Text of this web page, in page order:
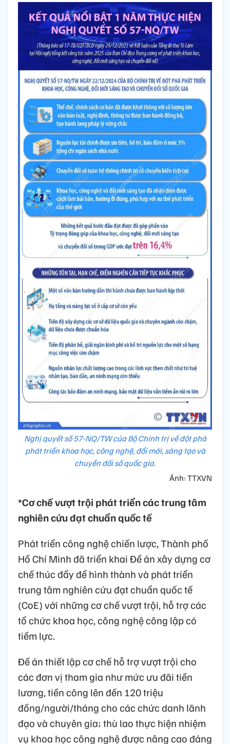
Nghị quyết số 57-NQ/TW của Bộ Chính trị về đột phá
phát triển khoa học, công nghệ, đổi mới, sáng tạo và
chuyển đối số quốc gia.
Ảnh: TTXVN
*Cơ chế vượt trội phát triển các trung tâm
nghiên cứu đạt chuẩn quốc tế
Phát triển công nghệ chiến lược, Thành phố
Hồ Chí Minh đã triển khai Đề án xây dựng cơ
chế thúc đẩy để hình thành và phát triển
trung tâm nghiên cứu đạt chuẩn quốc tế
(CoE) với những cơ chế vượt trội, hỗ trợ các
tổ chức khoa học, công nghệ công lập có
tiềm lực.
Đề án thiết lập cơ chế hỗ trợ vượt trội cho
các đơn vị tham gia như mức ưu đãi tiền
lương, tiền công lên đến 120 triệu
đồng/người/tháng cho các chức danh lãnh
đạo và chuyên gia; thù lao thực hiện nhiệm
vụ khoa học công nghệ được nâng cao đáng